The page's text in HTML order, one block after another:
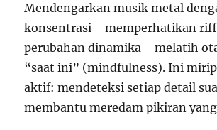
Mendengarkan musik metal
konsentrasi—memperhatikan
perubahan dinamika—melatih
“saat ini” (mindfulness). Ini
aktif: mendeteksi setiap detail
membantu meredam pikiran